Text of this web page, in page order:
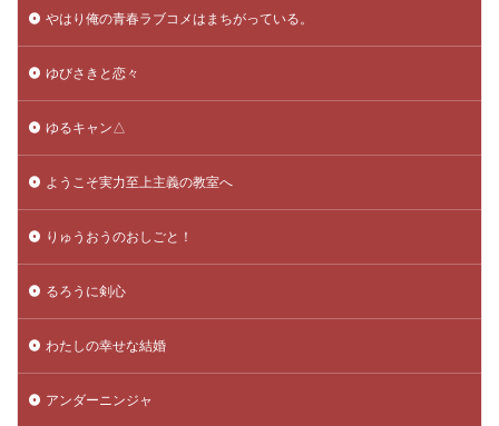
やはり俺の青春ラブコメはまちがっている。
ゆびさきと恋々
ゆるキャン△
ようこそ実力至上主義の教室へ
りゅうおうのおしごと！
るろうに剣心
わたしの幸せな結婚
アンダーニンジャ